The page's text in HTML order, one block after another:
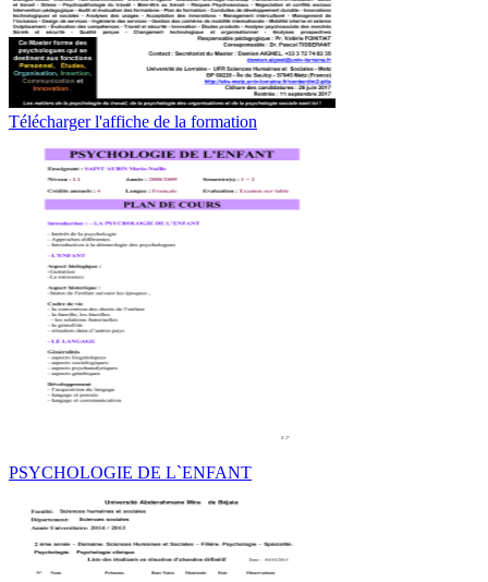
Télécharger l'affiche de la formation
PSYCHOLOGIE DE L`ENFANT